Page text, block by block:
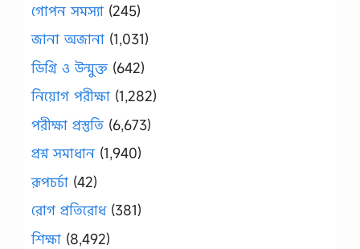
গোপন সমস্যা (245)
জানা অজানা (1,031)
ডিগ্রি ও উন্মুক্ত (642)
নিয়োগ পরীক্ষা (1,282)
পরীক্ষা প্রস্তুতি (6,673)
প্রশ্ন সমাধান (1,940)
রূপচর্চা (42)
রোগ প্রতিরোধ(381)
শিক্ষা (8,492)